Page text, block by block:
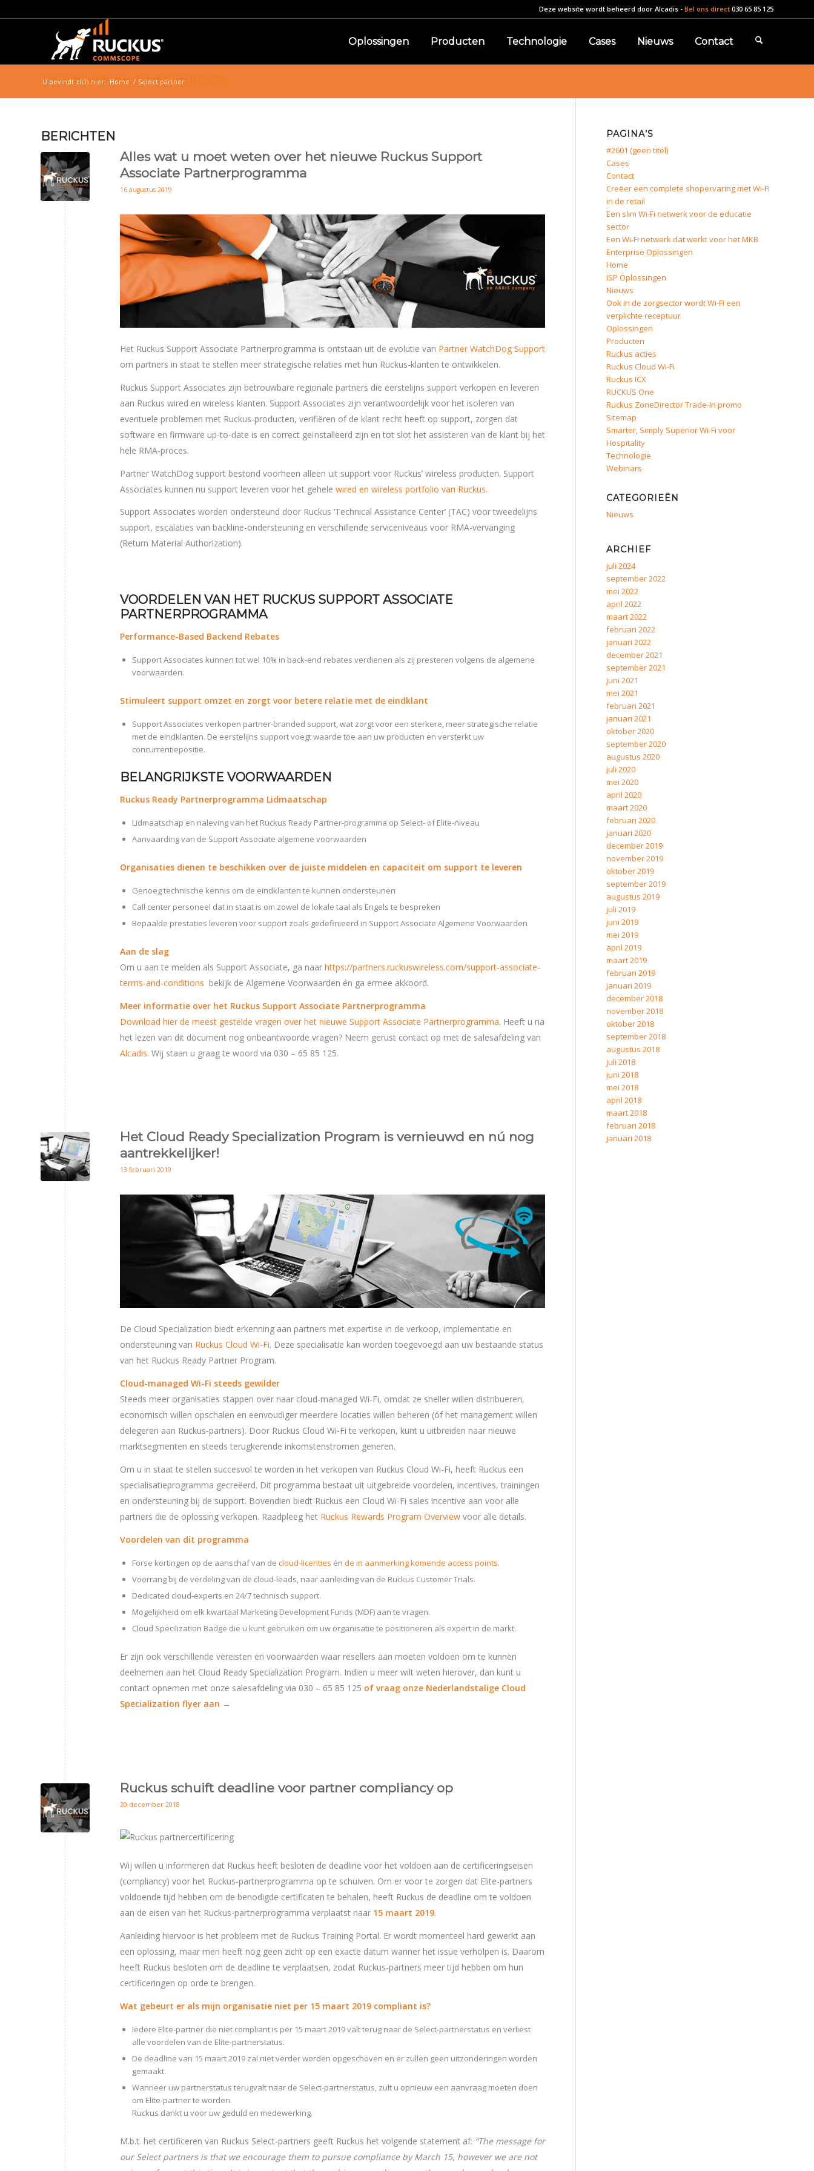
Deze website wordt beheerd door Alcadis - Bel ons direct 030 65 85 125
Oplossingen Producten Technologie Cases Nieuws Contact
TAG ARCHIEF VAN: SELECT PARTNER
U bevindt zich hier: Home / Select partner
BERICHTEN
Alles wat u moet weten over het nieuwe Ruckus Support
Associate Partnerprogramma
16 augustus 2019
Het Ruckus Support Associate Partnerprogramma is ontstaan uit de evolutie van Partner WatchDog Support
om partners in staat te stellen meer strategische relaties met hun Ruckus-klanten te ontwikkelen.
Ruckus Support Associates zijn betrouwbare regionale partners die eerstelijns support verkopen en leveren
aan Ruckus wired en wireless klanten. Support Associates zijn verantwoordelijk voor het isoleren van
eventuele problemen met Ruckus-producten, verifiëren of de klant recht heeft op support, zorgen dat
software en firmware up-to-date is en correct geïnstalleerd zijn en tot slot het assisteren van de klant bij het
hele RMA-proces.
Partner WatchDog support bestond voorheen alleen uit support voor Ruckus’ wireless producten. Support
Associates kunnen nu support leveren voor het gehele wired en wireless portfolio van Ruckus.
Support Associates worden ondersteund door Ruckus ‘Technical Assistance Center’ (TAC) voor tweedelijns
support, escalaties van backline-ondersteuning en verschillende serviceniveaus voor RMA-vervanging
(Return Material Authorization).
VOORDELEN VAN HET RUCKUS SUPPORT ASSOCIATE
PARTNERPROGRAMMA
Performance-Based Backend Rebates
Support Associates kunnen tot wel 10% in back-end rebates verdienen als zij presteren volgens de algemene
voorwaarden.
Stimuleert support omzet en zorgt voor betere relatie met de eindklant
Support Associates verkopen partner-branded support, wat zorgt voor een sterkere, meer strategische relatie
met de eindklanten. De eerstelijns support voegt waarde toe aan uw producten en versterkt uw
concurrentiepositie.
BELANGRIJKSTE VOORWAARDEN
Ruckus Ready Partnerprogramma Lidmaatschap
Lidmaatschap en naleving van het Ruckus Ready Partner-programma op Select- of Elite-niveau
Aanvaarding van de Support Associate algemene voorwaarden
Organisaties dienen te beschikken over de juiste middelen en capaciteit om support te leveren
Genoeg technische kennis om de eindklanten te kunnen ondersteunen
Call center personeel dat in staat is om zowel de lokale taal als Engels te bespreken
Bepaalde prestaties leveren voor support zoals gedefinieerd in Support Associate Algemene Voorwaarden
Aan de slag
Om u aan te melden als Support Associate, ga naar https://partners.ruckuswireless.com/support-associate-
terms-and-conditions bekijk de Algemene Voorwaarden én ga ermee akkoord.
Meer informatie over het Ruckus Support Associate Partnerprogramma
Download hier de meest gestelde vragen over het nieuwe Support Associate Partnerprogramma. Heeft u na
het lezen van dit document nog onbeantwoorde vragen? Neem gerust contact op met de salesafdeling van
Alcadis. Wij staan u graag te woord via 030 – 65 85 125.
Het Cloud Ready Specialization Program is vernieuwd en nú nog
aantrekkelijker!
13 februari 2019
De Cloud Specialization biedt erkenning aan partners met expertise in de verkoop, implementatie en
ondersteuning van Ruckus Cloud Wi-Fi. Deze specialisatie kan worden toegevoegd aan uw bestaande status
van het Ruckus Ready Partner Program.
Cloud-managed Wi-Fi steeds gewilder
Steeds meer organisaties stappen over naar cloud-managed Wi-Fi, omdat ze sneller willen distribueren,
economisch willen opschalen en eenvoudiger meerdere locaties willen beheren (óf het management willen
delegeren aan Ruckus-partners). Door Ruckus Cloud Wi-Fi te verkopen, kunt u uitbreiden naar nieuwe
marktsegmenten en steeds terugkerende inkomstenstromen generen.
Om u in staat te stellen succesvol te worden in het verkopen van Ruckus Cloud Wi-Fi, heeft Ruckus een
specialisatieprogramma gecreëerd. Dit programma bestaat uit uitgebreide voordelen, incentives, trainingen
en ondersteuning bij de support. Bovendien biedt Ruckus een Cloud Wi-Fi sales incentive aan voor alle
partners die de oplossing verkopen. Raadpleeg het Ruckus Rewards Program Overview voor alle details.
Voordelen van dit programma
Forse kortingen op de aanschaf van de cloud-licenties én de in aanmerking komende access points.
Voorrang bij de verdeling van de cloud-leads, naar aanleiding van de Ruckus Customer Trials.
Dedicated cloud-experts en 24/7 technisch support.
Mogelijkheid om elk kwartaal Marketing Development Funds (MDF) aan te vragen.
Cloud Specilization Badge die u kunt gebruiken om uw organisatie te positioneren als expert in de markt.
Er zijn ook verschillende vereisten en voorwaarden waar resellers aan moeten voldoen om te kunnen
deelnemen aan het Cloud Ready Specialization Program. Indien u meer wilt weten hierover, dan kunt u
contact opnemen met onze salesafdeling via 030 – 65 85 125 of vraag onze Nederlandstalige Cloud
Specialization flyer aan →
Ruckus schuift deadline voor partner compliancy op
20 december 2018
Wij willen u informeren dat Ruckus heeft besloten de deadline voor het voldoen aan de certificeringseisen
(compliancy) voor het Ruckus-partnerprogramma op te schuiven. Om er voor te zorgen dat Elite-partners
voldoende tijd hebben om de benodigde certificaten te behalen, heeft Ruckus de deadline om te voldoen
aan de eisen van het Ruckus-partnerprogramma verplaatst naar 15 maart 2019.
Aanleiding hiervoor is het probleem met de Ruckus Training Portal. Er wordt momenteel hard gewerkt aan
een oplossing, maar men heeft nog geen zicht op een exacte datum wanner het issue verholpen is. Daarom
heeft Ruckus besloten om de deadline te verplaatsen, zodat Ruckus-partners meer tijd hebben om hun
certificeringen op orde te brengen.
Wat gebeurt er als mijn organisatie niet per 15 maart 2019 compliant is?
Iedere Elite-partner die niet compliant is per 15 maart 2019 valt terug naar de Select-partnerstatus en verliest
alle voordelen van de Elite-partnerstatus.
De deadline van 15 maart 2019 zal niet verder worden opgeschoven en er zullen geen uitzonderingen worden
gemaakt.
Wanneer uw partnerstatus terugvalt naar de Select-partnerstatus, zult u opnieuw een aanvraag moeten doen
om Elite-partner te worden.
Ruckus dankt u voor uw geduld en medewerking.
M.b.t. het certificeren van Ruckus Select-partners geeft Ruckus het volgende statement af: “The message for
our Select partners is that we encourage them to pursue compliance by March 15, however we are not
PAGINA’S
#2601 (geen titel)
Cases
Contact
Creëer een complete shopervaring met Wi-Fi
in de retail
Een slim Wi-Fi netwerk voor de educatie
sector
Een Wi-Fi netwerk dat werkt voor het MKB
Enterprise Oplossingen
Home
ISP Oplossingen
Nieuws
Ook in de zorgsector wordt Wi-Fi een
verplichte receptuur
Oplossingen
Producten
Ruckus acties
Ruckus Cloud Wi-Fi
Ruckus ICX
RUCKUS One
Ruckus ZoneDirector Trade-In promo
Sitemap
Smarter, Simply Superior Wi-Fi voor
Hospitality
Technologie
Webinars
CATEGORIEËN
Nieuws
ARCHIEF
juli 2024
september 2022
mei 2022
april 2022
maart 2022
februari 2022
januari 2022
december 2021
september 2021
juni 2021
mei 2021
februari 2021
januari 2021
oktober 2020
september 2020
augustus 2020
juli 2020
mei 2020
april 2020
maart 2020
februari 2020
januari 2020
december 2019
november 2019
oktober 2019
september 2019
augustus 2019
juli 2019
juni 2019
mei 2019
april 2019
maart 2019
februari 2019
januari 2019
december 2018
november 2018
oktober 2018
september 2018
augustus 2018
juli 2018
juni 2018
mei 2018
april 2018
maart 2018
februari 2018
januari 2018